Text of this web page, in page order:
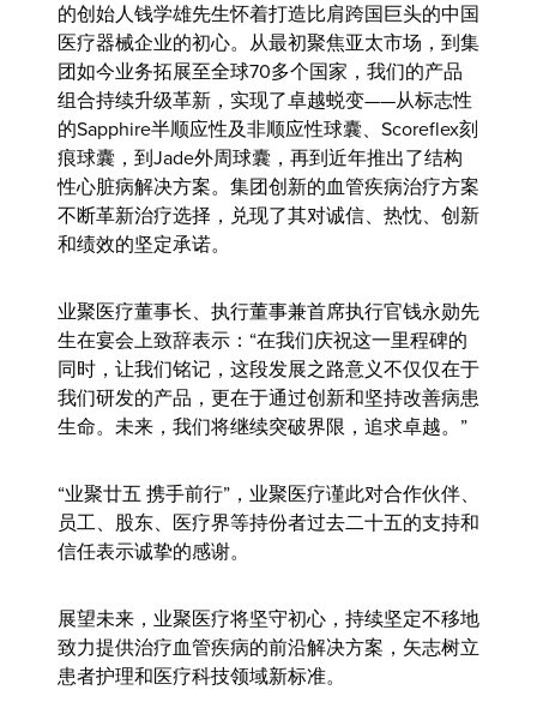
的创始人钱学雄先生怀着打造比肩跨国巨头的中国
医疗器械企业的初心。从最初聚焦亚太市场，到集
团如今业务拓展至全球70多个国家，我们的产品
组合持续升级革新，实现了卓越蜕变——从标志性
的Sapphire半顺应性及非顺应性球囊、Scoreflex刻
痕球囊，到Jade外周球囊，再到近年推出了结构
性心脏病解决方案。集团创新的血管疾病治疗方案
不断革新治疗选择，兑现了其对诚信、热忱、创新
和绩效的坚定承诺。
业聚医疗董事长、执行董事兼首席执行官钱永勋先
生在宴会上致辞表示：“在我们庆祝这一里程碑的
同时，让我们铭记，这段发展之路意义不仅仅在于
我们研发的产品，更在于通过创新和坚持改善病患
生命。未来，我们将继续突破界限，追求卓越。”
“业聚廿五 携手前行”，业聚医疗谨此对合作伙伴、
员工、股东、医疗界等持份者过去二十五的支持和
信任表示诚挚的感谢。
展望未来，业聚医疗将坚守初心，持续坚定不移地
致力提供治疗血管疾病的前沿解决方案，矢志树立
患者护理和医疗科技领域新标准。